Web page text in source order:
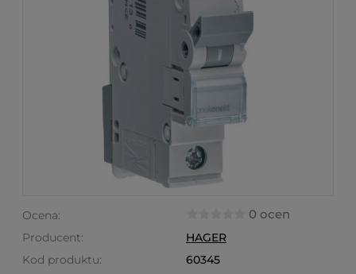
Ocena: 0 ocen
Producent:
HAGER
Kod produktu:
60345